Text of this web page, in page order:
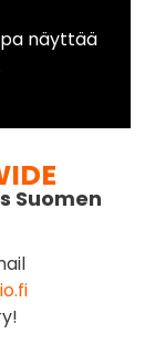
näyttää
Suomen